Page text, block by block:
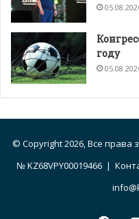
году
© Copyright 2026, Все
№ KZ68VPY00019466 |